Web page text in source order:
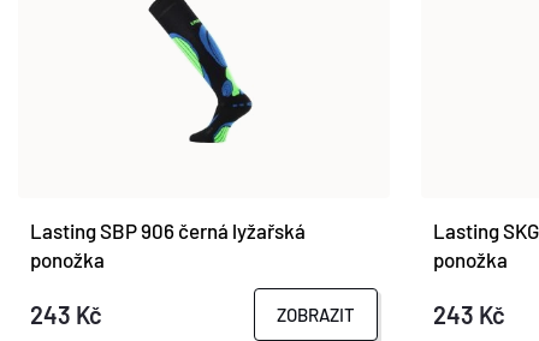
Lasting SBP 906 černá lyžařská
ponožka
243 Kč ZOBRAZIT
Lasting
ponožka
243 Kč